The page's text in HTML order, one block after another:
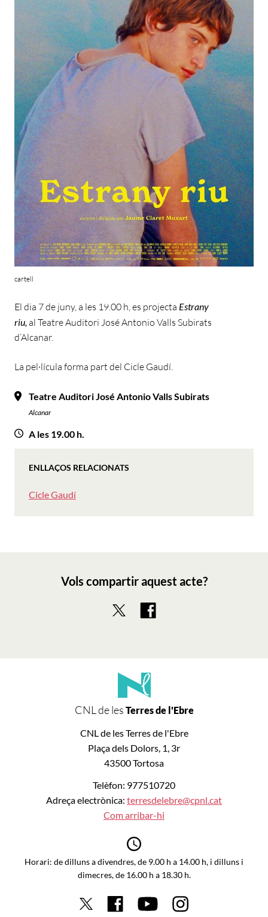
cartell
El dia 7 de juny, a les 19.00 h, es projecta Estrany
riu, al Teatre Auditori José Antonio Valls Subirats
d’Alcanar.
La pel·lícula forma part del Cicle Gaudí.
Teatre Auditori José Antonio Valls Subirats
Alcanar
A les 19.00 h.
ENLLAÇOS RELACIONATS
Cicle Gaudí
Vols compartir aquest acte?
CNL de les Terres de l'Ebre
CNL de les Terres de l'Ebre
Plaça dels Dolors, 1, 3r
43500 Tortosa
Telèfon: 977510720
Adreça electrònica: terresdelebre@cpnl.cat
Com arribar-hi
Horari: de dilluns a divendres, de 9.00 h a 14.00 h, i dilluns i
dimecres, de 16.00 h a 18.30 h.